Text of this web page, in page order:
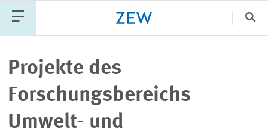
PUBLIKATIONEN
VERANSTALTUNGEN
Projekte des
Forschungsbereichs
Umwelt- und